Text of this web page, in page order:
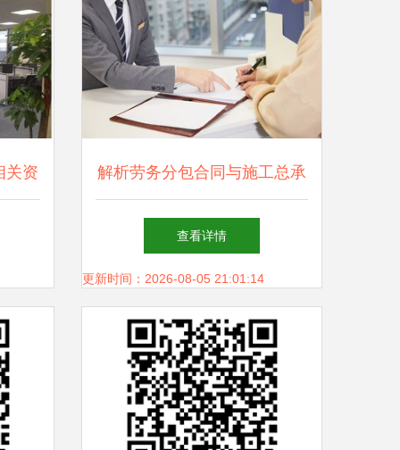
关资 解析劳务分包合同与施工总承
包 定义、区别与关联
查看详情
更新时间：2026-08-05 21:01:14